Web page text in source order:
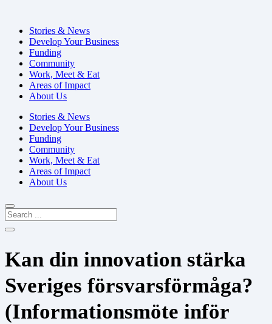
Stories & News
Develop Your Business
Funding
Community
Work, Meet & Eat
Areas of Impact
About Us
Stories & News
Develop Your Business
Funding
Community
Work, Meet & Eat
Areas of Impact
About Us
Kan din innovation stärka
Sveriges försvarsförmåga?
(Informationsmöte inför